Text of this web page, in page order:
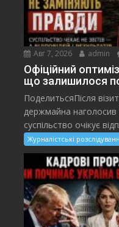
Авг 7, 2026 admin
Офіційний
що залишилося
ПоделитьсяПісля
держмайна наголосив
суспільство очікує
Журналістські